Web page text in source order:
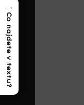
→
Co najdete v textu?